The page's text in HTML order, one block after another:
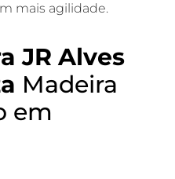
mais agilidade.
JR Alves
Madeira
em